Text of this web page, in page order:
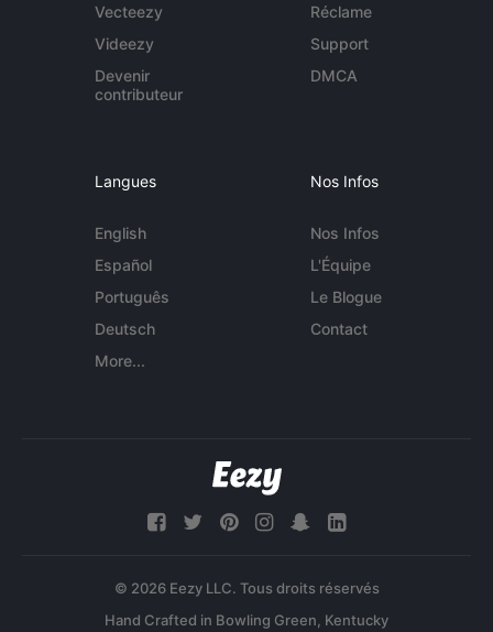
Vecteezy
Videezy
Devenir
contributeur
Réclame
Support
DMCA
Langues
English
Español
Português
Deutsch
More...
Nos Infos
Nos Infos
L'Équipe
Le Blogue
Contact
© 2026 Eezy LLC. Tous droits réservés